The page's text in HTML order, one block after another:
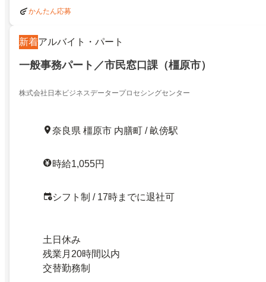
かんたん応募
新着アルバイト・パート
一般事務パート／市民窓口課（橿原市）
株式会社日本ビジネスデータープロセシングセンター
奈良県 橿原市 内膳町 / 畝傍駅
時給1,055円
シフト制 / 17時までに退社可
土日休み
残業月20時間以内
交替勤務制